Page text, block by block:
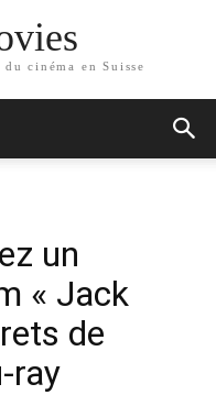
cinéma en Suisse
un
« Jack
de
ray